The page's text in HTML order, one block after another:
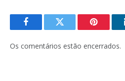
FacebookTwitter Pinterest
Os comentários estão encerrados.